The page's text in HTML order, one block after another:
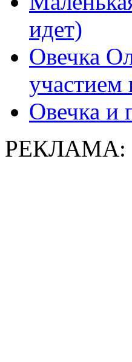
идет)
Овечка
участием
Овечка и
РЕКЛАМА: